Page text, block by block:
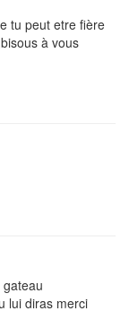
tu peut etre fière
à vous
lui diras merci